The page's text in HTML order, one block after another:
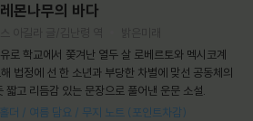
레몬나무의 바다
로 학교에서 쫓겨난 열두 살 로베르토와 멕시코계
법정에 선 한 소년과 부당한 차별에 맞선 공동체의
짧고 리듬감 있는 문장으로 풀어낸 운문 소설.
더 / 여름 담요 / 무지 노트 (포인트차감)